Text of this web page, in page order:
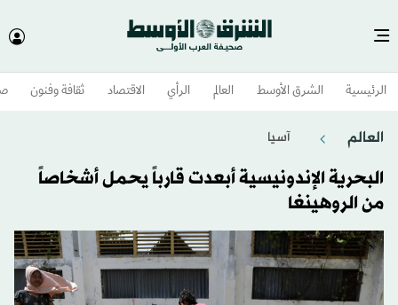
الرئيسية الشرق الأوسط​ العالم الرأي الاقتصاد ثقافة وفنون
العالم آسيا
البحرية الإندونيسية أبعدت قارباً يحمل أشخاصاً
من الروهينغا